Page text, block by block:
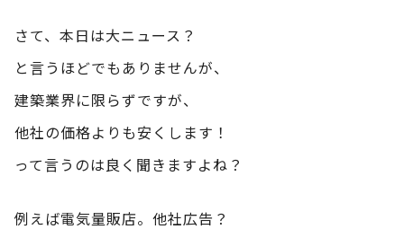
さて、本日は大ニュース？
と言うほどでもありませんが、
建築業界に限らずですが、
他社の価格よりも安くします！
って言うのは良く聞きますよね？
例えば電気量販店。他社広告？